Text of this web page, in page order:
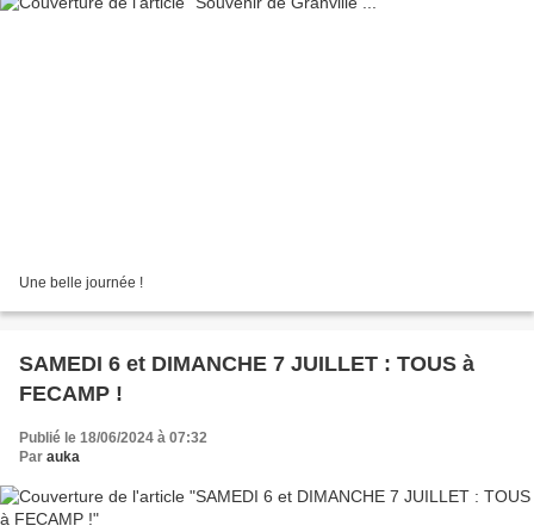
Une belle journée !
SAMEDI 6 et DIMANCHE 7 JUILLET : TOUS à
FECAMP !
Publié le 18/06/2024 à 07:32
Par auka